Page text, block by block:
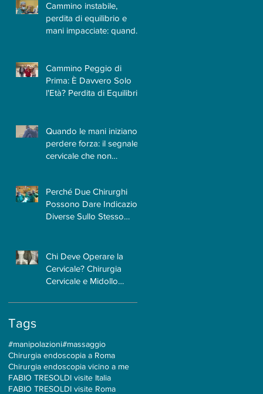
Cammino instabile,
perdita di equilibrio e
mani impacciate: quando
differenza
Cammino Peggio di
Prima: È Davvero Solo
l'Età? Perdita di Equilibrio
Cervicale
Quando le mani iniziano a
perdere forza: il segnale
cervicale che non
Perché Due Chirurghi
Possono Dare Indicazioni
Diverse Sullo Stesso
Chi Deve Operare la
Cervicale? Chirurgia
Cervicale e Midollo
Formazione
Tags
#manipolazioni#massaggio
Chirurgia endoscopia a Roma
Chirurgia endoscopia vicino a me
FABIO TRESOLDI visite Italia
FABIO TRESOLDI visite Roma